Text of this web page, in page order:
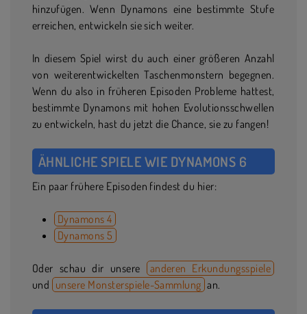
hinzufügen. Wenn Dynamons eine bestimmte Stufe
erreichen, entwickeln sie sich weiter.
In diesem Spiel wirst du auch einer größeren Anzahl
von weiterentwickelten Taschenmonstern begegnen.
Wenn du also in früheren Episoden Probleme hattest,
bestimmte Dynamons mit hohen Evolutionsschwellen
zu entwickeln, hast du jetzt die Chance, sie zu fangen!
ÄHNLICHE SPIELE WIE DYNAMONS 6
Ein paar frühere Episoden findest du hier:
Dynamons 4
Dynamons 5
Oder schau dir unsere
anderen Erkundungsspiele
und unsere Monsterspiele-Sammlung an.